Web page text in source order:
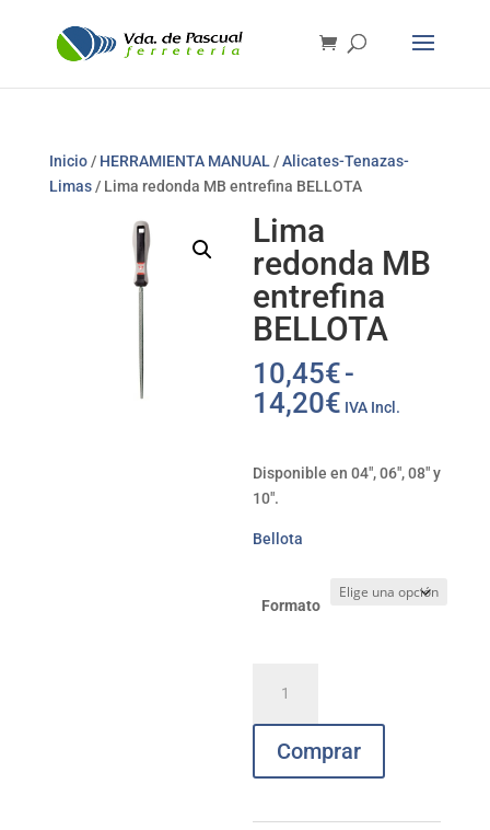
Inicio/ HERRAMIENTA MANUAL /Alicates-Tenazas-
Limas/ Lima redonda MB entrefina BELLOTA
Lima
redonda MB
entrefina
BELLOTA
10,45€-
14,20€Rango
desde
IVA Incl.
Disponible en 04″, 06″, 08″ y
10″.
Bellota
Formato
redonda
MB
entrefina
BELLOTA
Comprar